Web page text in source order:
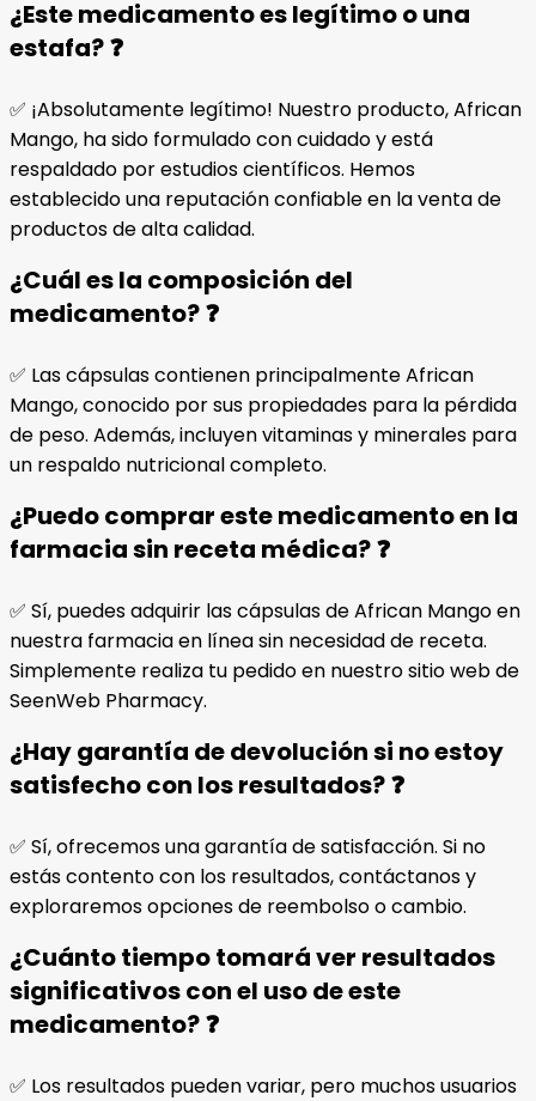
¿Este medicamento es legítimo o una
estafa? ❓
✅ ¡Absolutamente legítimo! Nuestro producto, African
Mango, ha sido formulado con cuidado y está
respaldado por estudios científicos. Hemos
establecido una reputación confiable en la venta de
productos de alta calidad.
¿Cuál es la composición del
medicamento? ❓
✅ Las cápsulas contienen principalmente African
Mango, conocido por sus propiedades para la pérdida
de peso. Además, incluyen vitaminas y minerales para
un respaldo nutricional completo.
¿Puedo comprar este medicamento en la
farmacia sin receta médica? ❓
✅ Sí, puedes adquirir las cápsulas de African Mango en
nuestra farmacia en línea sin necesidad de receta.
Simplemente realiza tu pedido en nuestro sitio web de
SeenWeb Pharmacy.
¿Hay garantía de devolución si no estoy
satisfecho con los resultados? ❓
✅ Sí, ofrecemos una garantía de satisfacción. Si no
estás contento con los resultados, contáctanos y
exploraremos opciones de reembolso o cambio.
¿Cuánto tiempo tomará ver resultados
significativos con el uso de este
medicamento? ❓
✅ Los resultados pueden variar, pero muchos usuarios